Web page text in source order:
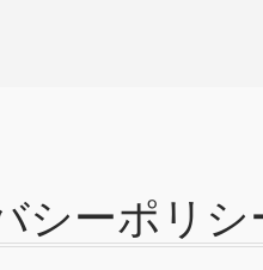
シーポリシ